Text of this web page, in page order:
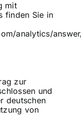
mit
finden Sie in
analytics/
zur
und
deutschen
von